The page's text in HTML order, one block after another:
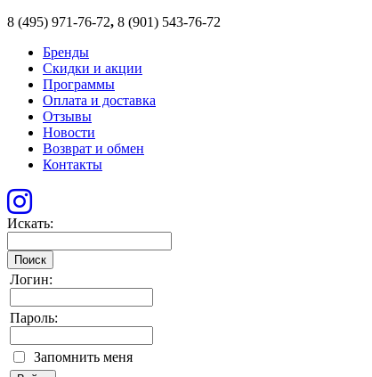
8 (495) 971-76-72, 8 (901) 543-76-72
Бренды
Скидки и акции
Программы
Оплата и доставка
Отзывы
Новости
Возврат и обмен
Контакты
Искать:
Поиск
Логин:
Пароль:
Запомнить меня